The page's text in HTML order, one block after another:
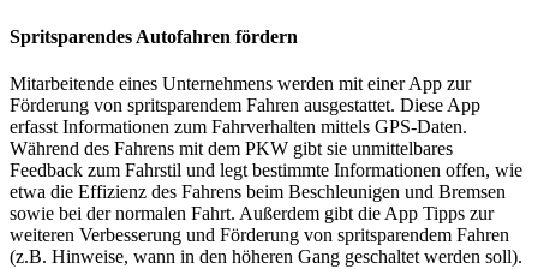
Spritsparendes Autofahren fördern
Mitarbeitende eines Unternehmens werden mit einer App zur
Förderung von spritsparendem Fahren ausgestattet. Diese App
erfasst Informationen zum Fahrverhalten mittels GPS-Daten.
Während des Fahrens mit dem PKW gibt sie unmittelbares
Feedback zum Fahrstil und legt bestimmte Informationen offen, wie
etwa die Effizienz des Fahrens beim Beschleunigen und Bremsen
sowie bei der normalen Fahrt. Außerdem gibt die App Tipps zur
weiteren Verbesserung und Förderung von spritsparendem Fahren
(z.B. Hinweise, wann in den höheren Gang geschaltet werden soll).